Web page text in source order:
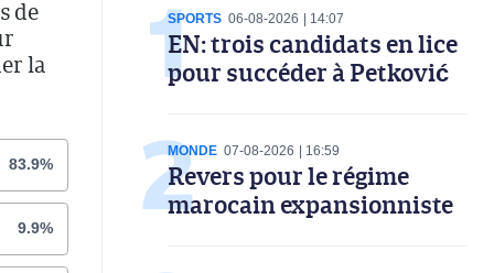
de
la
83.9%
9.9%
SPORTS 06-08-2026 14:07
EN: trois candidats en lice
pour succéder à Petković
MONDE 07-08-2026 16:59
Revers pour le régime
marocain expansionniste